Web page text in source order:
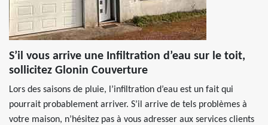
S’il vous arrive une Infiltration d’eau sur le toit,
sollicitez Glonin Couverture
Lors des saisons de pluie, l’infiltration d’eau est un fait qui
pourrait probablement arriver. S’il arrive de tels problèmes à
votre maison, n’hésitez pas à vous adresser aux services clients